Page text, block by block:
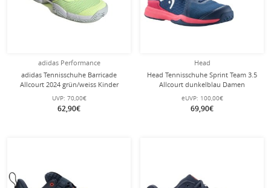
adidas Performance
adidas Tennisschuhe Barricade
Allcourt 2024 grün/weiss Kinder
UVP: 70,00€
62,90€
Head
Head Tennisschuhe Sprint Team 3.5
Allcourt dunkelblau Damen
eUVP: 100,00€
69,90€